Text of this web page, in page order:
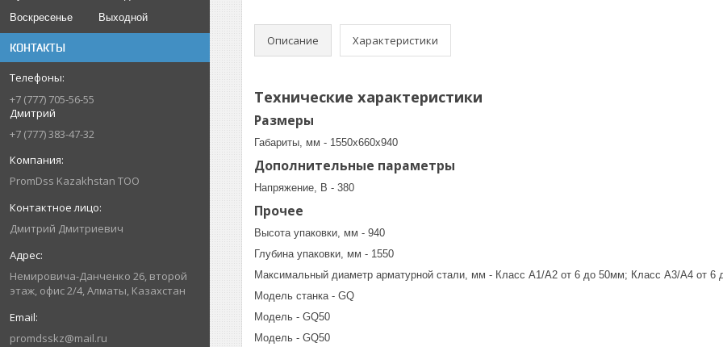
Воскресенье
Выходной
КОНТАКТЫ
+7 (777) 705-56-55
Дмитрий
+7 (777) 383-47-32
PromDss Kazakhstan TOO
Дмитрий Дмитриевич
Немировича-Данченко 26, второй
этаж, офис 2/4, Алматы, Казахстан
promdsskz@mail.ru
Описание Характеристики
Технические характеристики
Размеры
Габариты, мм - 1550х660х940
Дополнительные параметры
Напряжение, В - 380
Прочее
Высота упаковки, мм - 940
Глубина упаковки, мм - 1550
Максимальный диаметр арматурной стали, мм - Класс A1/A2 от 6 до 50мм; Класс A3/A4 от 6
Модель станка - GQ
Модель - GQ50
Модель - GQ50